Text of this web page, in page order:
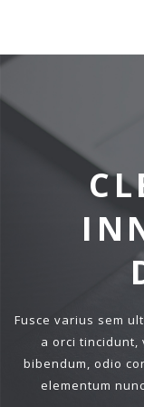
Fusce varius sem
a orci
bibendum, odio
elementum